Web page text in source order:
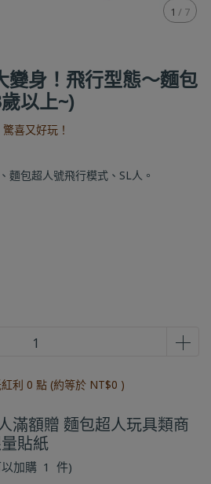
1 /7
身！飛行型態～麵包
以上~)
喜又好玩！
麵包超人號飛行模式、SL人。
利 0 點 (約等於 NT$0 )
滿額贈 麵包超人玩具類商
貼紙
加購 1 件)